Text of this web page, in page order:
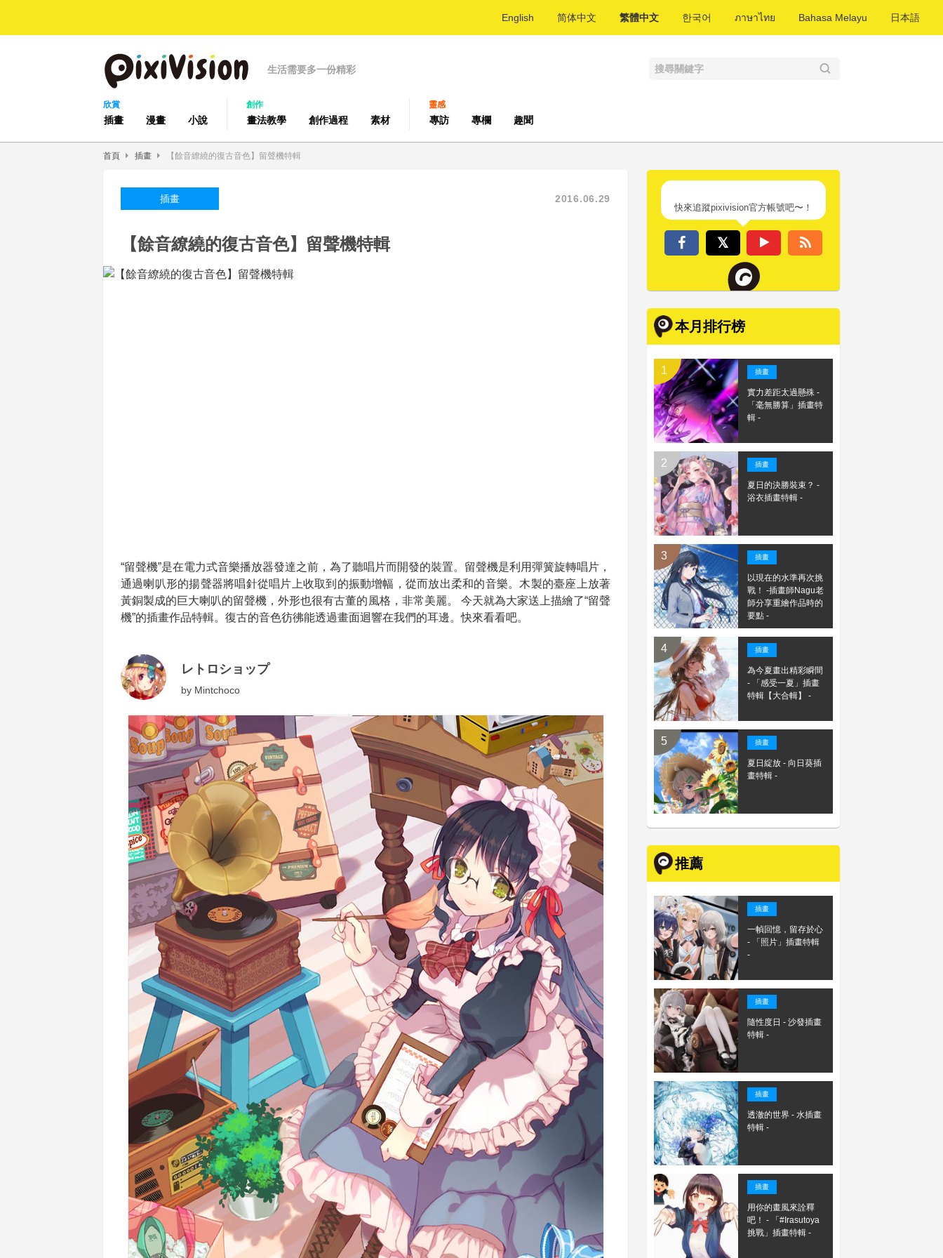
English 简体中文 繁體中文 한국어 ภาษาไทย Bahasa Melayu 日本語
生活需要多一份精彩
欣賞
插畫 漫畫 小說
創作
畫法教學 創作過程 素材
靈感
專訪 專欄 趣聞
首頁 插畫 【餘音繚繞的復古音色】留聲機特輯
插畫 2016.06.29
【餘音繚繞的復古音色】留聲機特輯
“留聲機”是在電力式音樂播放器發達之前，為了聽唱片而開發的裝置。留聲機是利用彈簧旋轉唱片，
通過喇叭形的揚聲器將唱針從唱片上收取到的振動增幅，從而放出柔和的音樂。木製的臺座上放著
黃銅製成的巨大喇叭的留聲機，外形也很有古董的風格，非常美麗。 今天就為大家送上描繪了“留聲
機”的插畫作品特輯。復古的音色彷彿能透過畫面迴響在我們的耳邊。快來看看吧。
レトロショップ
by Mintchoco
快來追蹤pixivision官方帳號吧〜！
本月排行榜
插畫
實力差距太過懸殊 -
「毫無勝算」插畫特
輯 -
插畫
夏日的決勝裝束？ -
浴衣插畫特輯 -
插畫
以現在的水準再次挑
戰！ -插畫師Nagu老
師分享重繪作品時的
要點 -
插畫
為今夏畫出精彩瞬間
- 「感受一夏」插畫
特輯【大合輯】 -
插畫
夏日綻放 - 向日葵插
畫特輯 -
推薦
插畫
一幀回憶，留存於心
- 「照片」插畫特輯
-
插畫
隨性度日 - 沙發插畫
特輯 -
插畫
透澈的世界 - 水插畫
特輯 -
插畫
用你的畫風來詮釋
吧！ - 「#Irasutoya
挑戰」插畫特輯 -